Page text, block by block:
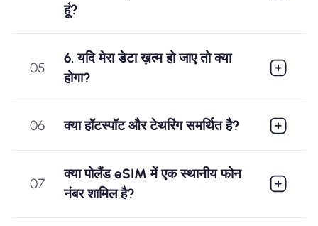
हूं?
05
6. यदि मेरा डेटा ख़त्म हो जाए तो क्या
होगा?
06 क्या हॉटस्पॉट और टेथरिंग समर्थित है?
07
क्या पोलैंड eSIM में एक स्थानीय फोन
नंबर शामिल है?